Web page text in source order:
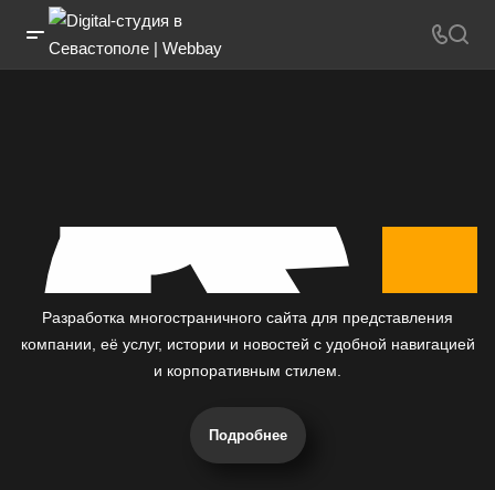
Разработка многостраничного сайта для представления
компании, её услуг, истории и новостей с удобной навигацией
и корпоративным стилем.
Подробнее